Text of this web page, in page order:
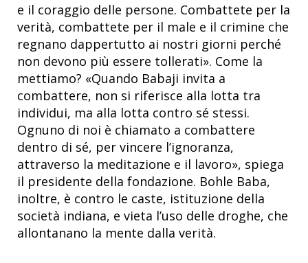
e il coraggio delle persone. Combattete per la
verità, combattete per il male e il crimine che
regnano dappertutto ai nostri giorni perché
non devono più essere tollerati». Come la
mettiamo? «Quando Babaji invita a
combattere, non si riferisce alla lotta tra
individui, ma alla lotta contro sé stessi.
Ognuno di noi è chiamato a combattere
dentro di sé, per vincere l’ignoranza,
attraverso la meditazione e il lavoro», spiega
il presidente della fondazione. Bohle Baba,
inoltre, è contro le caste, istituzione della
società indiana, e vieta l’uso delle droghe, che
allontanano la mente dalla verità.